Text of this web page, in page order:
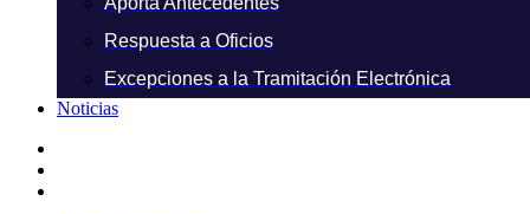
Respuesta a Oficios
Excepciones a la Tramitación Electrónica
Noticias